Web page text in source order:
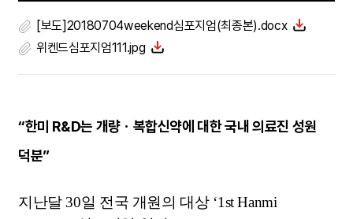
[보도]20180704weekend심포지엄(최종본).docx
위켄드심포지엄111.jpg
“한미 R&D는 개량ㆍ복합신약에 대한 국내 의료진 성원
덕분”
지난달 30일 전국 개원의 대상 ‘1st Hanmi